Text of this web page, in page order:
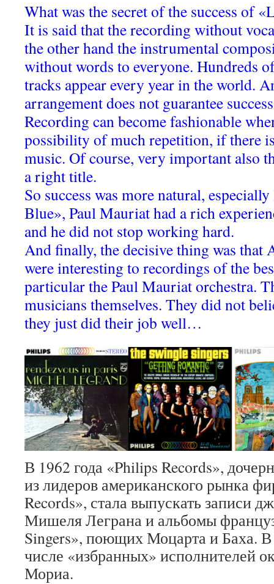
What was the secret of the success of
It is said that the recording without
the other hand the instrumental
without words to everyone. Hundreds
tracks appear every year in the world.
arrangement does not guarantee
Recording can become fashionable
possibility of much repetition, if there
music. Of course, very important also
a right title.
So success was more natural,
Blue», Paul Mauriat had a rich
and he did not stop working hard.
And finally, the decisive thing was that
were interesting to recordings of the
particular the Paul Mauriat orchestra.
musicians themselves. They did not
they just did their job well…
В 1962 года «Philips Records»,
из лидеров американского рынка
Records», стала выпускать записи
Мишеля Леграна и альбомы
Singers», поющих Моцарта и Баха. В
числе «избранных» исполнителей
Мориа.